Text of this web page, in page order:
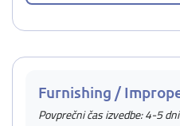
Furnishing /
Povprečni čas izvedbe: 4-5 dni